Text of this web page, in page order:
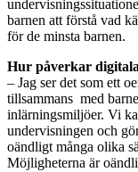
barnen att förstå vad
för de minsta barnen.
Hur påverkar
– Jag ser det som ett
tillsammans med
inlärningsmiljöer. Vi
undervisningen och
oändligt många olika
Möjligheterna är